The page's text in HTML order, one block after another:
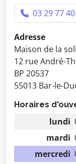
03 29 77
Adresse
Maison de la
12 rue André-
BP 20537
55013 Bar-le-
Horaires
lundi
mardi
mercredi